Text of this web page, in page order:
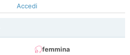
Accedi
femmina